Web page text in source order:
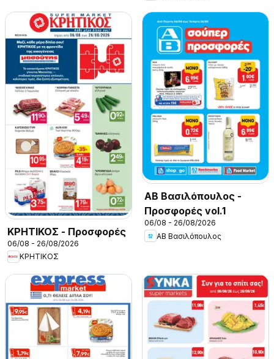
ΚΡΗΤΙΚΟΣ - Προσφορές
06/08 - 26/08/2026
ΚΡΗΤΙΚΟΣ
ΑΒ Βασιλόπουλος -
Προσφορές vol.1
06/08 - 26/08/2026
ΑΒ Βασιλόπουλος